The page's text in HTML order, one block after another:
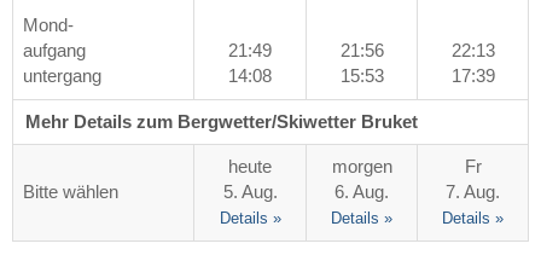
Mond-
aufgang
untergang
21:49
14:08
21:56
15:53
22:13
17:39
Mehr Details zum Bergwetter/Skiwetter Bruket
Bitte wählen
heute
5. Aug.
Details »
morgen
6. Aug.
Details »
Fr
7. Aug.
Details »